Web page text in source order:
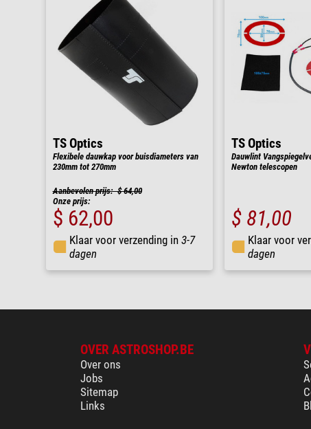
TS Optics
Flexibele dauwkap voor buisdiameters van
230mm tot 270mm
Aanbevolen prijs: $ 64,00
Onze prijs:
$ 62,00
Klaar voor verzending in 3-7
dagen
TS Optics
Dauwlint
Newton telescopen
$ 81,00
Klaar voor
dagen
OVER ASTROSHOP.BE
Over ons
Jobs
Sitemap
Links